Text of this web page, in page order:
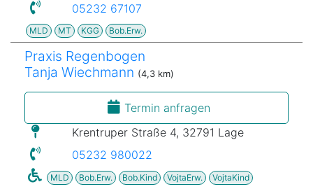
05232 67107
MLD MT KGG Bob.Erw.
Praxis Regenbogen
Tanja Wiechmann (4,3 km)
Termin anfragen
Krentruper Straße 4, 32791 Lage
05232 980022
MLD Bob.Erw. Bob.Kind VojtaErw. VojtaKind